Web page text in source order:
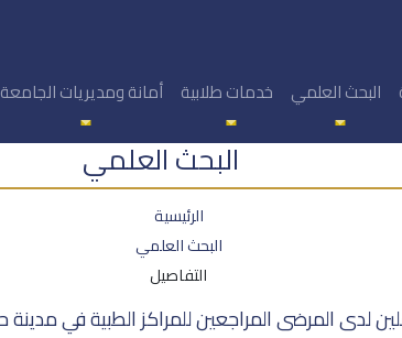
البحث العلمي خدمات طلابية أمانة ومديريات الجامعة
البحث العلمي
الرئيسية
البحث العلمي
التفاصيل
لدى المرضى المراجعين للمراكز الطبية في